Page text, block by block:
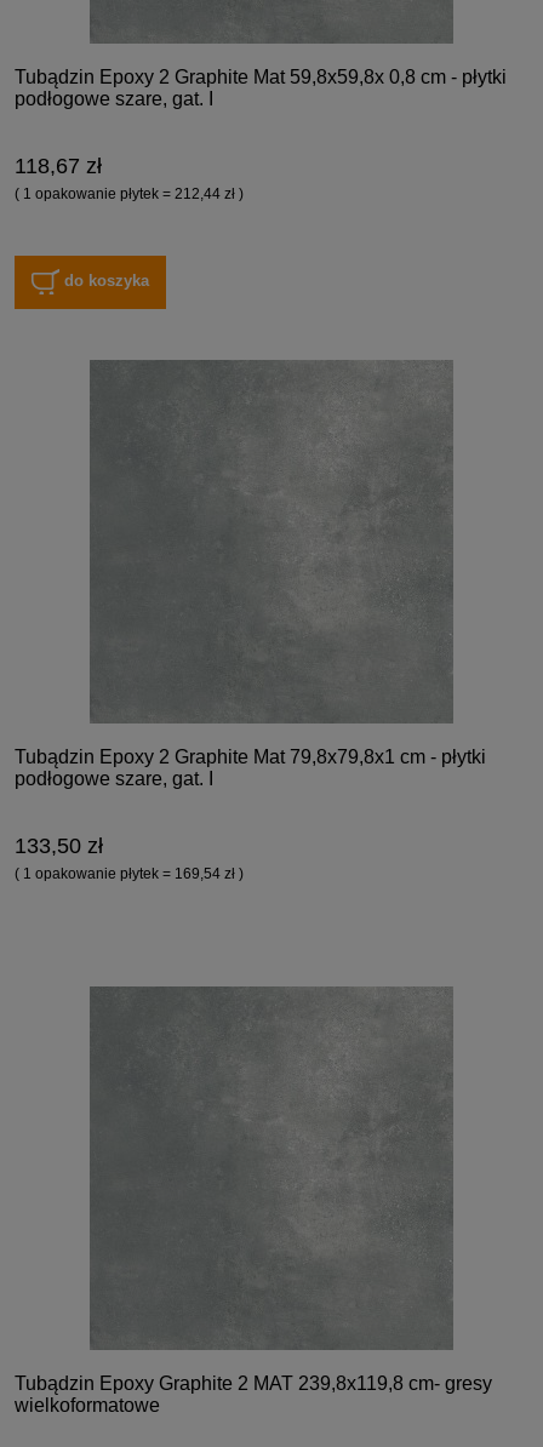
Tubądzin Epoxy 2 Graphite Mat 59,8x59,8x 0,8 cm - płytki
podłogowe szare, gat. I
118,67 zł
( 1 opakowanie płytek = 212,44 zł )
do koszyka
Tubądzin Epoxy 2 Graphite Mat 79,8x79,8x1 cm - płytki
podłogowe szare, gat. I
133,50 zł
( 1 opakowanie płytek = 169,54 zł )
Tubądzin Epoxy Graphite 2 MAT 239,8x119,8 cm- gresy
wielkoformatowe